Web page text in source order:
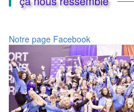
Notre page Facebook